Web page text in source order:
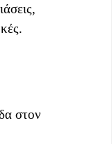
στον